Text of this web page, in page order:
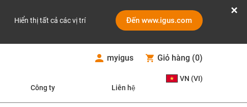
Hiển thị tất cả các vị trí Đến www.igus.com
myigus Giỏ hàng (0)
Công ty Liên hệ
VN (VI)